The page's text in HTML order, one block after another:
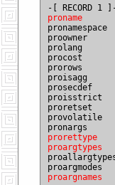
proname
proowner
prolang
procost
prorows
proisagg
prosecdef
proisstrict
proretset
provolatile
prorettype
proargtypes